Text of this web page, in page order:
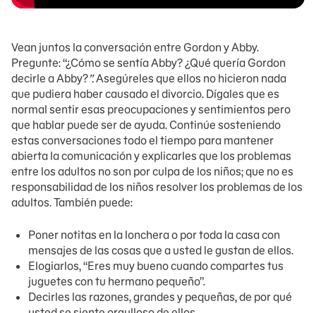
Vean juntos la conversación entre Gordon y Abby.
Pregunte: “¿Cómo se sentía Abby? ¿Qué quería Gordon
decirle a Abby?”.Asegúreles que ellos no hicieron nada
que pudiera haber causado el divorcio. Dígales que es
normal sentir esas preocupaciones y sentimientos pero
que hablar puede ser de ayuda. Continúe sosteniendo
estas conversaciones todo el tiempo para mantener
abierta la comunicación y explicarles que los problemas
entre los adultos no son por culpa de los niños; que no es
responsabilidad de los niños resolver los problemas de los
adultos. También puede:
Poner notitas en la lonchera o por toda la casa con
mensajes de las cosas que a usted le gustan de ellos.
Elogiarlos, “Eres muy bueno cuando compartes tus
juguetes con tu hermano pequeño”.
Decirles las razones, grandes y pequeñas, de por qué